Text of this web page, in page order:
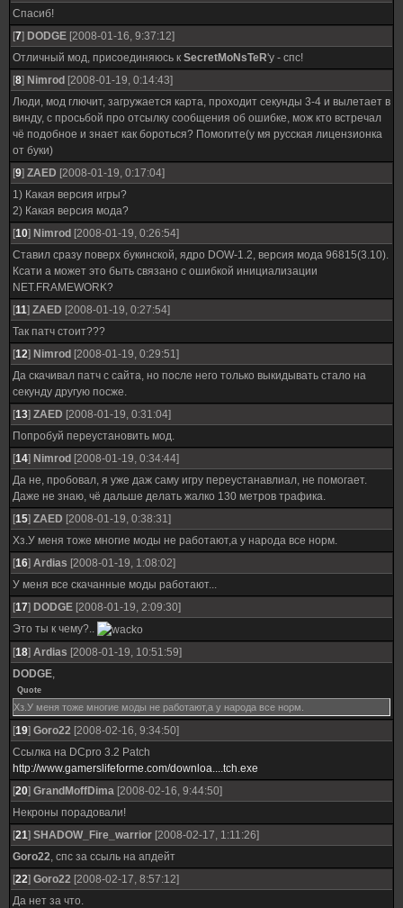
Спасиб!
[7] DODGE [2008-01-16, 9:37:12]
Отличный мод, присоединяюсь к SecretMoNsTeR'у - спс!
[8] Nimrod [2008-01-19, 0:14:43]
Люди, мод глючит, загружается карта, проходит секунды 3-4 и вылетает в
винду, с просьбой про отсылку сообщения об ошибке, мож кто встречал
чё подобное и знает как бороться? Помогите(у мя русская лицензионка
от буки)
[9] ZAED [2008-01-19, 0:17:04]
1) Какая версия игры?
2) Какая версия мода?
[10] Nimrod [2008-01-19, 0:26:54]
Ставил сразу поверх букинской, ядро DOW-1.2, версия мода 96815(3.10).
Ксати а может это быть связано с ошибкой инициализации
NET.FRAMEWORK?
[11] ZAED [2008-01-19, 0:27:54]
Так патч стоит???
[12] Nimrod [2008-01-19, 0:29:51]
Да скачивал патч с сайта, но после него только выкидывать стало на
секунду другую посже.
[13] ZAED [2008-01-19, 0:31:04]
Попробуй переустановить мод.
[14] Nimrod [2008-01-19, 0:34:44]
Да не, пробовал, я уже даж саму игру переустанавлиал, не помогает.
Даже не знаю, чё дальше делать жалко 130 метров трафика.
[15] ZAED [2008-01-19, 0:38:31]
Хз.У меня тоже многие моды не работают,а у народа все норм.
[16] Ardias [2008-01-19, 1:08:02]
У меня все скачанные моды работают...
[17] DODGE [2008-01-19, 2:09:30]
Это ты к чему?..
[18] Ardias [2008-01-19, 10:51:59]
DODGE,
Quote
Хз.У меня тоже многие моды не работают,а у народа все норм.
[19] Goro22 [2008-02-16, 9:34:50]
Ссылка на DCpro 3.2 Patch
http://www.gamerslifeforme.com/downloa....tch.exe
[20] GrandMoffDima [2008-02-16, 9:44:50]
Некроны порадовали!
[21] SHADOW_Fire_warrior [2008-02-17, 1:11:26]
Goro22, спс за ссыль на апдейт
[22] Goro22 [2008-02-17, 8:57:12]
Да нет за что.